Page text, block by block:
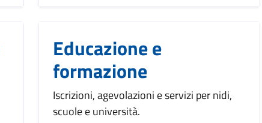
Educazione e
formazione
Iscrizioni, agevolazioni e servizi per nidi,
scuole e università.